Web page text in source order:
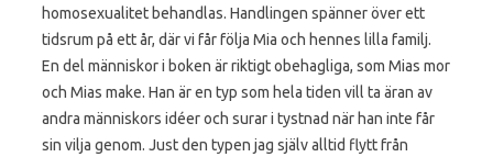
homosexualitet behandlas. Handlingen spänner över ett
tidsrum på ett år, där vi får följa Mia och hennes lilla familj.
En del människor i boken är riktigt obehagliga, som Mias mor
och Mias make. Han är en typ som hela tiden vill ta äran av
andra människors idéer och surar i tystnad när han inte får
sin vilja genom. Just den typen jag själv alltid flytt från